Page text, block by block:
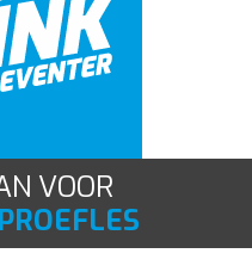
VOOR